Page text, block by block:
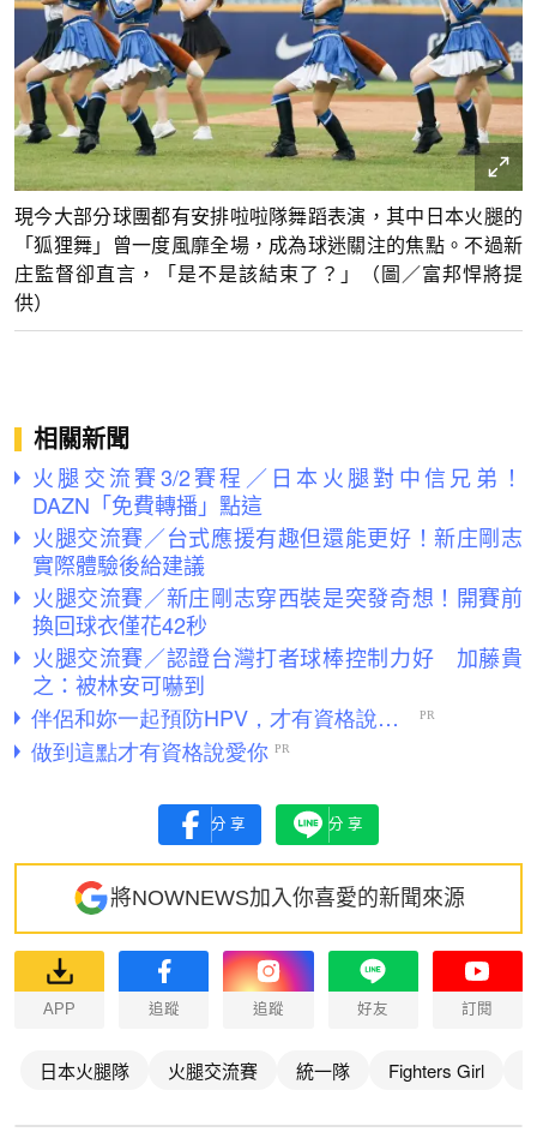
現今大部分球團都有安排啦啦隊舞蹈表演，其中日本火腿的
「狐狸舞」曾一度風靡全場，成為球迷關注的焦點。不過新
庄監督卻直言，「是不是該結束了？」（圖／富邦悍將提
供）
相關新聞
火腿交流賽3/2賽程／日本火腿對中信兄弟！
DAZN「免費轉播」點這
火腿交流賽／台式應援有趣但還能更好！新庄剛志
實際體驗後給建議
火腿交流賽／新庄剛志穿西裝是突發奇想！開賽前
換回球衣僅花42秒
火腿交流賽／認證台灣打者球棒控制力好 加藤貴
之：被林安可嚇到
分享 分享
將NOWNEWS加入你喜愛的新聞來源
APP 追蹤 追蹤 好友 訂閱
日本火腿隊 火腿交流賽 統一隊 Fighters Girl